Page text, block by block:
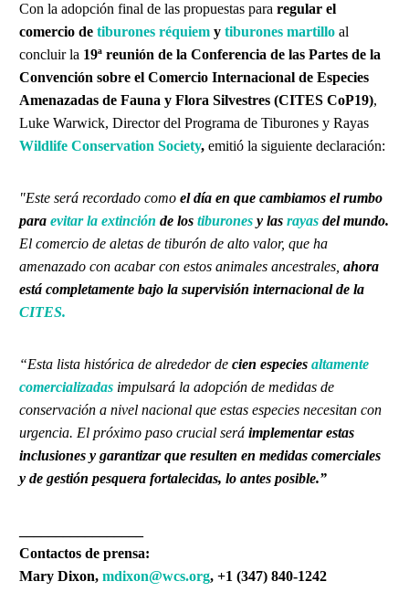
Con la adopción final de las propuestas para regular el
comercio de tiburones réquiem y tiburones martillo al
concluir la 19ª reunión de la Conferencia de las Partes de la
Convención sobre el Comercio Internacional de Especies
Amenazadas de Fauna y Flora Silvestres (CITES CoP19),
Luke Warwick, Director del Programa de Tiburones y Rayas
Wildlife Conservation Society, emitió la siguiente declaración:
"Este será recordado como el día en que cambiamos el rumbo
para evitar la extinción de los tiburones y las rayas del mundo.
El comercio de aletas de tiburón de alto valor, que ha
amenazado con acabar con estos animales ancestrales, ahora
está completamente bajo la supervisión internacional de la
CITES.
“Esta lista histórica de alrededor de cien especies altamente
comercializadas impulsará la adopción de medidas de
conservación a nivel nacional que estas especies necesitan con
urgencia. El próximo paso crucial será implementar estas
inclusiones y garantizar que resulten en medidas comerciales
y de gestión pesquera fortalecidas, lo antes posible.”
Contactos de prensa:
Mary Dixon, mdixon@wcs.org, +1 (347) 840-1242